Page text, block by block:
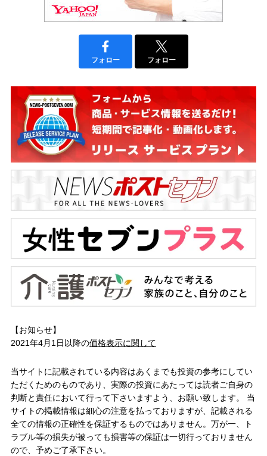
フォロー フォロー
【お知らせ】
2021年4月1日以降の価格表示に関して
当サイトに記載されている内容はあくまでも投資の参考にしてい
ただくためのものであり、実際の投資にあたっては読者ご自身の
判断と責任において行って下さいますよう、お願い致します。 当
サイトの掲載情報は細心の注意を払っておりますが、記載される
全ての情報の正確性を保証するものではありません。万が一、ト
ラブル等の損失が被っても損害等の保証は一切行っておりません
ので、予めご了承下さい。